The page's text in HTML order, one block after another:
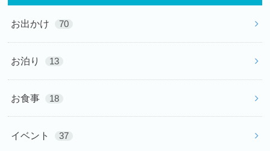
お出かけ 70
お泊り 13
お食事 18
イベント 37